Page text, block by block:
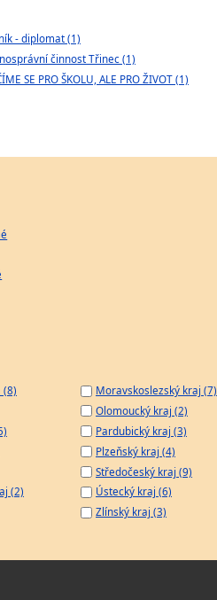
- diplomat (1)
činnost Třinec (1)
SE PRO ŠKOLU, ALE PRO ŽIVOT (1)
(8)
(2)
Moravskoslezský kraj (7)
Olomoucký kraj (2)
Pardubický kraj (3)
Plzeňský kraj (4)
Středočeský kraj (9)
Ústecký kraj (6)
Zlínský kraj (3)